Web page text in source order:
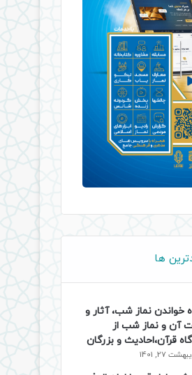
ها
خواندن نماز شب، آثار و
آن و نماز شب از
قرآن،احادیث و بزرگان
27, 1401